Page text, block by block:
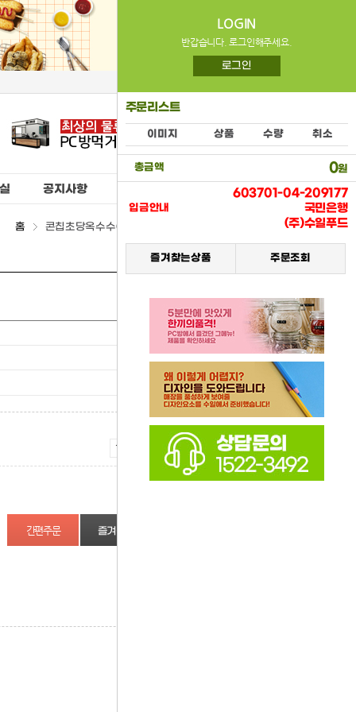
공지사항
홈 콘칩초당옥수수(크라운제과) > (07) 스낵류
LOGIN
반갑습니다. 로그인해주세요.
로그인
주문리스트
이미지 상품 수량 취소
총금액 0원
입금안내
603701-04-209177
국민은행
(주)수일푸드
즐겨찾는상품 주문조회
증가
감소
즐겨찾기